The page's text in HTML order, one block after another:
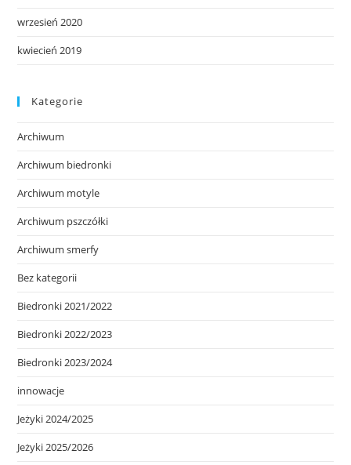
wrzesień 2020
kwiecień 2019
Kategorie
Archiwum
Archiwum biedronki
Archiwum motyle
Archiwum pszczółki
Archiwum smerfy
Bez kategorii
Biedronki 2021/2022
Biedronki 2022/2023
Biedronki 2023/2024
innowacje
Jeżyki 2024/2025
Jeżyki 2025/2026